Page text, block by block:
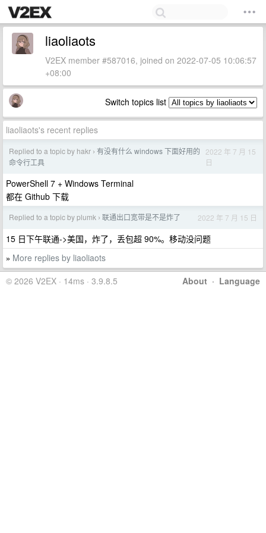
liaoliaots
V2EX member #587016, joined on 2022-07-05 10:06:57
+08:00
Switch topics list
liaoliaots's recent replies
Replied to a topic by hakr › 有没有什么 windows 下面好用的
命令行工具
2022 年 7 月 15
日
PowerShell 7 + Windows Terminal
都在 Github 下载
Replied to a topic by plumk › 联通出口宽带是不是炸了 2022 年 7 月 15 日
15 日下午联通->美国，炸了，丢包超 90%。移动没问题
» More replies by liaoliaots
About · Language
© 2026 V2EX · 14ms · 3.9.8.5